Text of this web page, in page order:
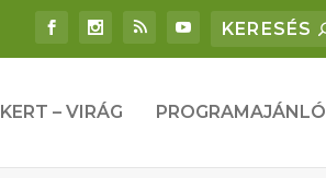
KERT – VIRÁG PROGRAMAJÁNLÓ